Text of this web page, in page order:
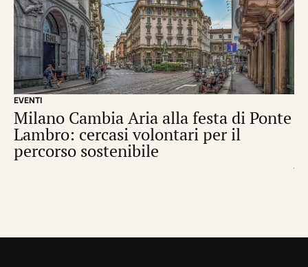
EVENTI
Milano Cambia Aria alla festa di Ponte
Lambro: cercasi volontari per il
percorso sostenibile